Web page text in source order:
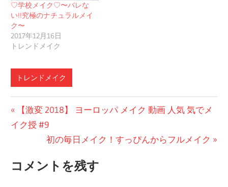
♡学校メイク♡〜バレな
い!!究極のナチュラルメイ
ク〜
2017年12月16日
トレンドメイク
トレンドメイク
投
稿
ビ
前
の
【激変 2018】 ヨーロッパ メイク 動画 人気 気でメ
イク授 #9
次
投
初の毎日メイク！すっぴんからフルメイク
コメントを残す